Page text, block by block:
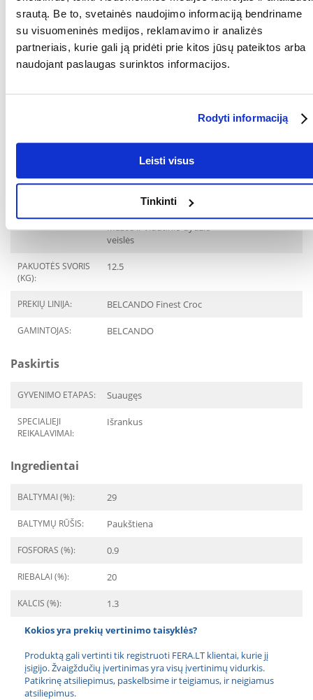
srautą. Be to, svetainės naudojimo informaciją bendriname
su visuomeninės medijos, reklamavimo ir analizės
partneriais, kurie gali ją pridėti prie kitos jūsų pateiktos arba
naudojant paslaugas surinktos informacijos.
Rodyti informaciją
Leisti visus
Tinkinti
10 kg
130 g
150 g
180 g
260 g
25 kg
260 g
300 g
Atsižvelkite į pereinamąjį laikotarpį ir koreguokite maisto kiekį pagal
paros normą.Duokite šuniui gerti vandens. Produktą laikykite
AUGINTINIUI:
AUGINTINIO DYDIS:
Mažos ir vidutinio dydžio
veislės
PAKUOTĖS SVORIS
(KG):
12.5
PREKIŲ LINIJA: BELCANDO Finest Croc
GAMINTOJAS: BELCANDO
Paskirtis
GYVENIMO ETAPAS: Suaugęs
SPECIALIEJI
REIKALAVIMAI:
Išrankus
Ingredientai
BALTYMAI (%): 29
BALTYMŲ RŪŠIS: Paukštiena
FOSFORAS (%): 0.9
RIEBALAI (%): 20
KALCIS (%): 1.3
Kokios yra prekių vertinimo taisyklės?
Produktą gali vertinti tik registruoti FERA.LT klientai, kurie jį
įsigijo. Žvaigždučių įvertinimas yra visų įvertinimų vidurkis.
Patikrinę atsiliepimus, paskelbsime ir teigiamus, ir neigiamus
atsiliepimus.